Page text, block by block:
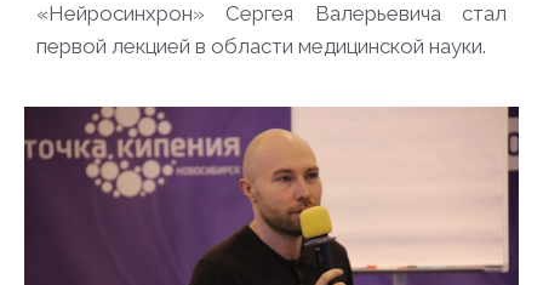
«Нейросинхрон» Сергея Валерьевича стал
первой лекцией в области медицинской науки.